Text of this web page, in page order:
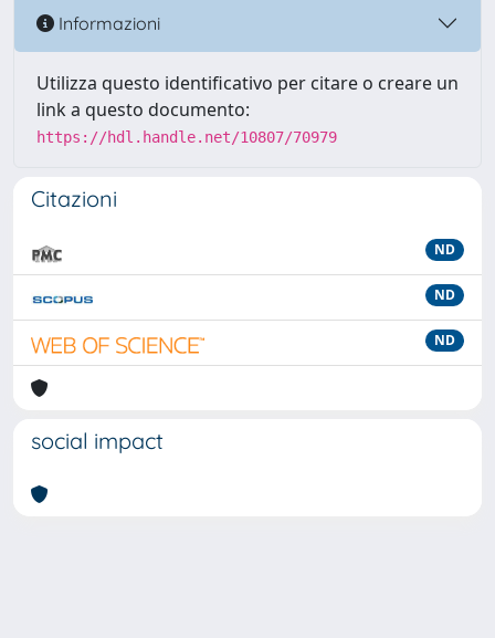
Informazioni
Utilizza questo identificativo per citare o creare un
link a questo documento:
https://hdl.handle.net/10807/70979
Citazioni
ND
ND
ND
social impact